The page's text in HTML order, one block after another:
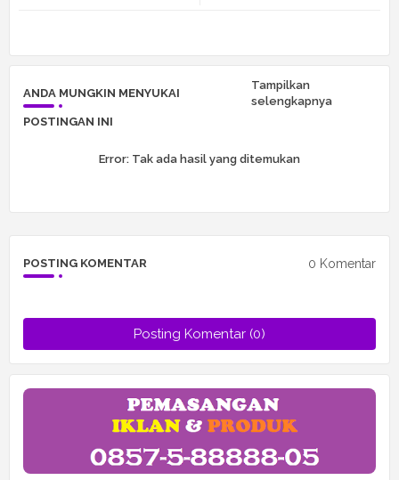
ANDA MUNGKIN MENYUKAI
POSTINGAN INI
Tampilkan
selengkapnya
Error: Tak ada hasil yang ditemukan
POSTING KOMENTAR 0 Komentar
Posting Komentar (0)